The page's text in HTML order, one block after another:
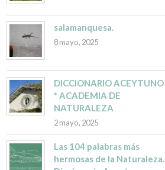
salamanquesa.
8 mayo, 2025
DICCIONARIO ACEYTUNO
* ACADEMIA DE
NATURALEZA
2 mayo, 2025
Las 104 palabras más
hermosas de la Naturaleza.